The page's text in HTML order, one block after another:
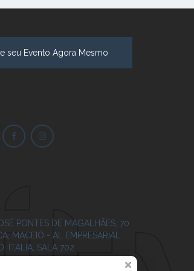
seu Evento Agora Mesmo
PONTES DE MAGALHÃES, 70
MACEIÓ - AL EMPRESARIAL
ÍTALIA, SALA 702